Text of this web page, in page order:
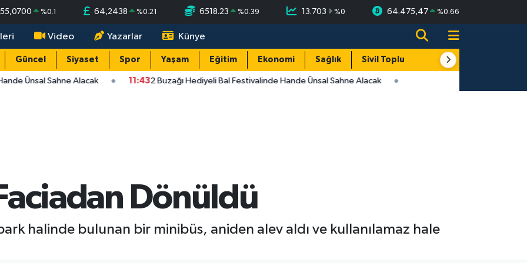
55,0700 %0.1 64,2438 %0.21 6518.23 %0.39 13.703 %0 64.475,47 %0.66
Video Yazarlar Künye
Güncel Siyaset Spor Yaşam Eğitim Ekonomi Sağlık Sivil Toplum Turizm
Ünsal Sahne Alacak 11:432 Buzağı Hediyeli Bal Festivalinde Hande Ünsal Sahne Alacak
Dönüldü
halinde bulunan bir minibüs, aniden alev aldı ve kullanılamaz hale